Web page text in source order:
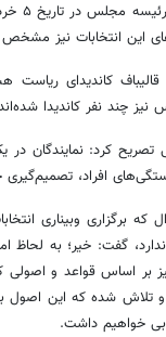
گفته
این انتخابات نیز
کاندیدای ریاست
نیز چند نفر کاندیدا
کرد: نمایندگان در
افراد، تصمیم‌گیری
برگزاری وبیناری
گفت: خیر؛ به لحاظ
نیز بر اساس قواعد و
شده که این اصول
خواهیم داشت.